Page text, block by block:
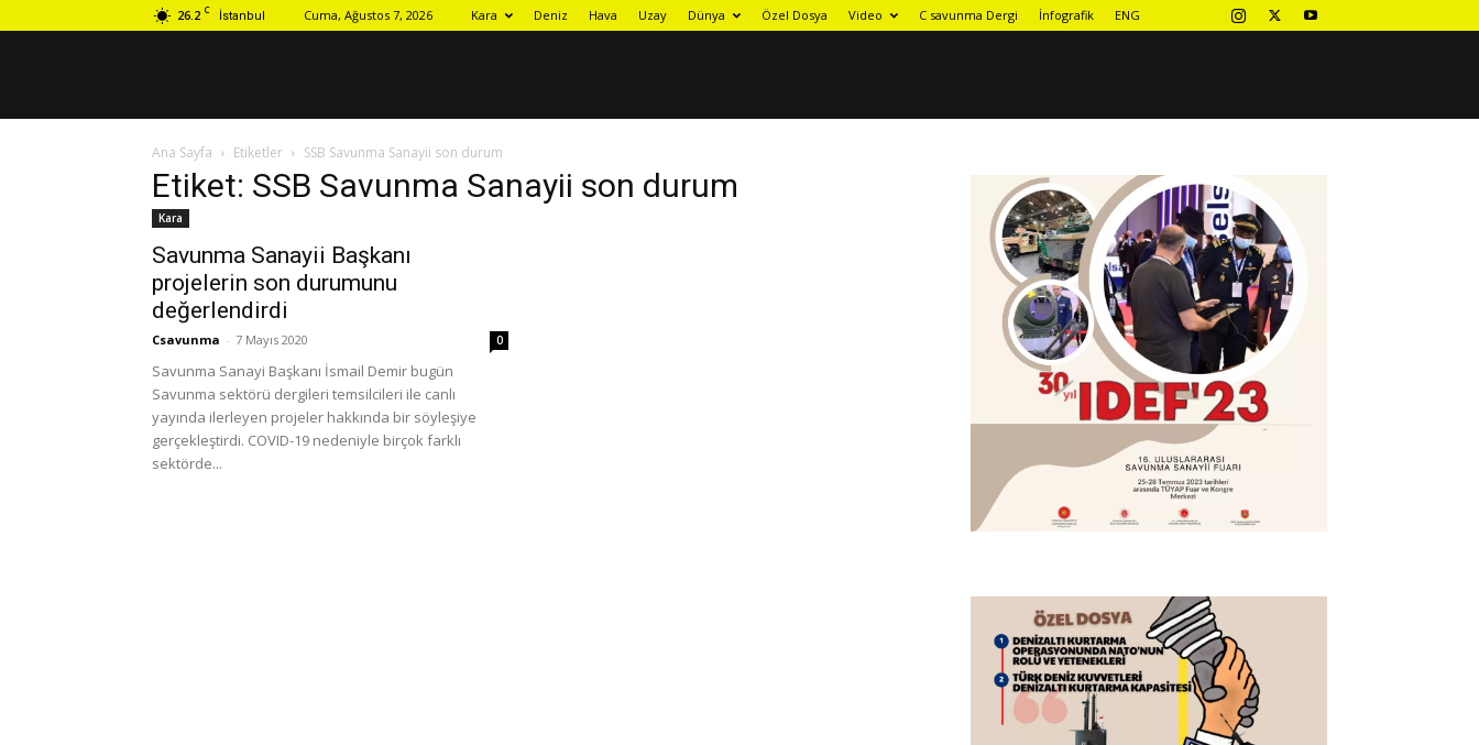
26.2 C İstanbul Cuma, Ağustos 7, 2026 Kara Deniz Hava Uzay Dünya Özel Dosya Video C savunma Dergi İnfografik ENG
Ana Sayfa Etiketler SSB Savunma Sanayii son durum
Etiket: SSB Savunma Sanayii son durum
Kara
Savunma Sanayii Başkanı
projelerin son durumunu
değerlendirdi
Csavunma - 7 Mayıs 2020 0
Savunma Sanayi Başkanı İsmail Demir bugün
Savunma sektörü dergileri temsilcileri ile canlı
yayında ilerleyen projeler hakkında bir söyleşiye
gerçekleştirdi. COVID-19 nedeniyle birçok farklı
sektörde...